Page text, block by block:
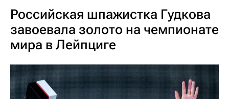
Российская шпажистка Гудкова
завоевала золото на чемпионате
мира в Лейпциге